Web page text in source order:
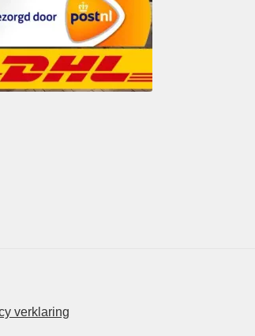
verklaring